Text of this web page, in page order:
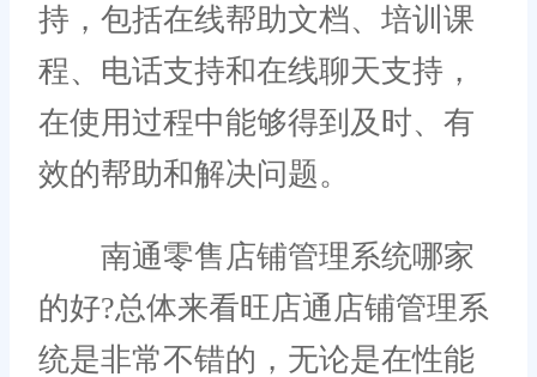
持，包括在线帮助文档、培训课
程、电话支持和在线聊天支持，
在使用过程中能够得到及时、有
效的帮助和解决问题。
南通零售店铺管理系统哪家
的好?总体来看旺店通店铺管理系
统是非常不错的，无论是在性能